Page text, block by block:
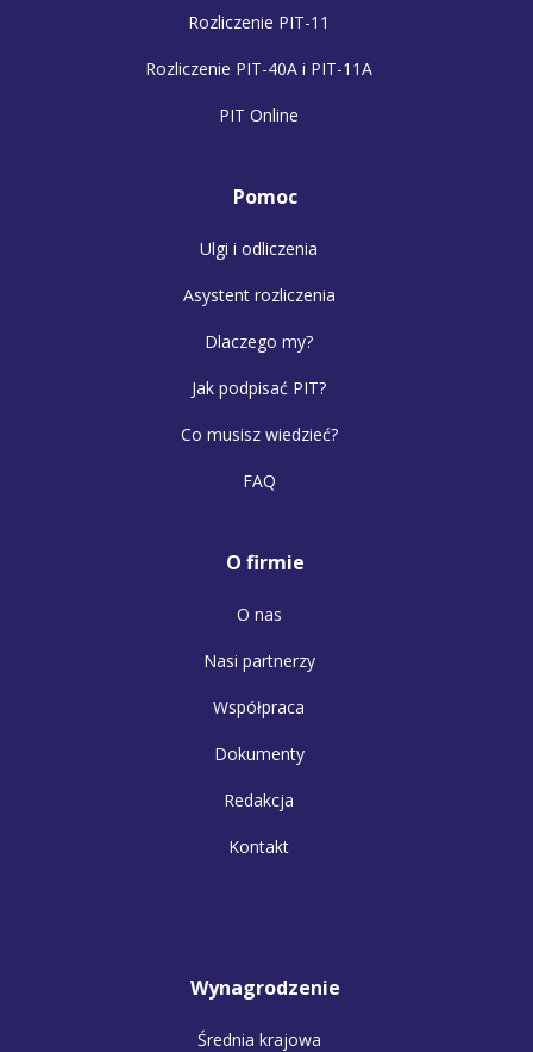
Rozliczenie PIT-11
Rozliczenie PIT-40A i PIT-11A
PIT Online
Pomoc
Ulgi i odliczenia
Asystent rozliczenia
Dlaczego my?
Jak podpisać PIT?
Co musisz wiedzieć?
FAQ
O firmie
O nas
Nasi partnerzy
Współpraca
Dokumenty
Redakcja
Kontakt
Wynagrodzenie
Średnia krajowa